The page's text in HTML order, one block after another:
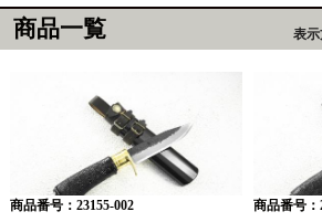
商品一覧 表
商品番号：23155-002 商品番号：